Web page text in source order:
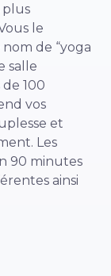
plus
le
de “yoga
salle
100
vos
et
Les
90 minutes
ainsi